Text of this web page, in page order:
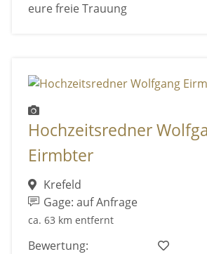
eure freie Trauung
Hochzeitsredner
Eirmbter
Krefeld
Gage: auf Anfrage
ca. 63 km entfernt
Bewertung: